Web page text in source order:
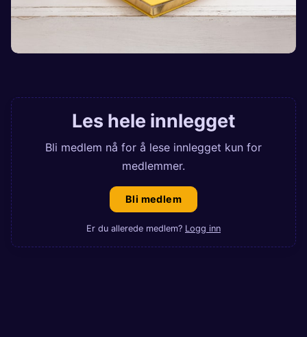
Les hele innlegget
Bli medlem nå for å lese innlegget kun for
medlemmer.
Bli medlem
Er du allerede medlem? Logg inn